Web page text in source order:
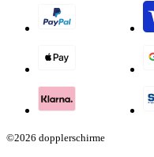
©2026 dopplerschirme